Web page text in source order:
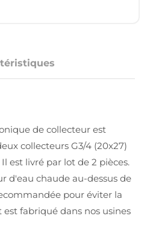
de collecteur est
collecteurs G3/4 (20x27)
est livré par lot de 2 pièces.
d'eau chaude au-dessus de
pour éviter la
fabriqué dans nos usines